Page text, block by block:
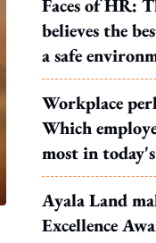
Faces of HR:
believes the
a safe
Workplace
Which
most in
Ayala Land
Excellence